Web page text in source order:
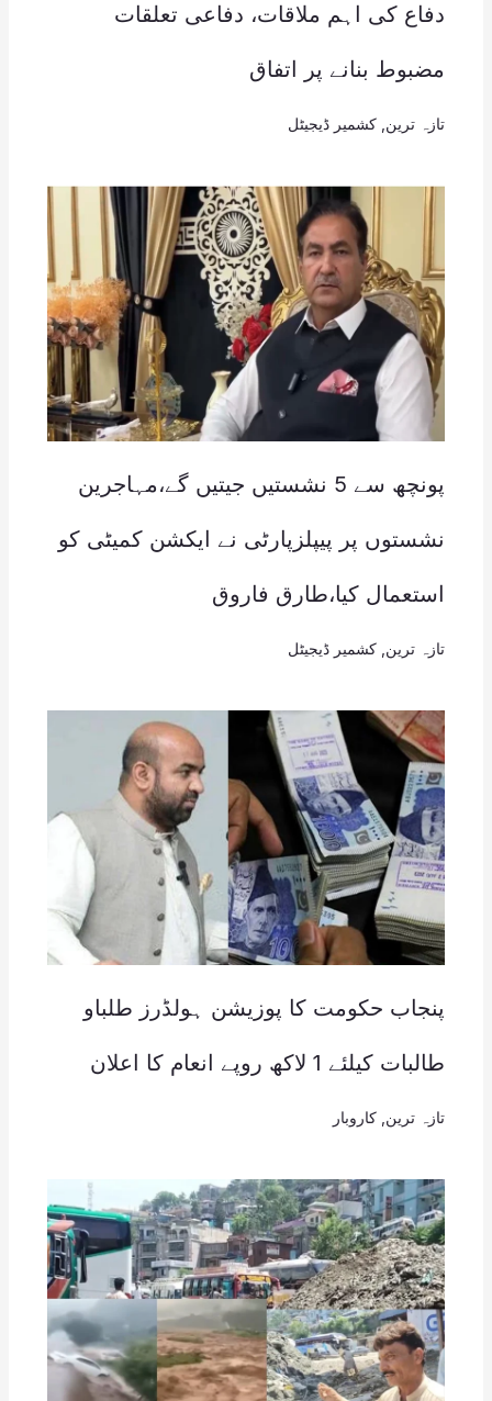
دفاع کی اہم ملاقات، دفاعی تعلقات
مضبوط بنانے پر اتفاق
تازہ ترین کشمیر ڈیجیٹل
پونچھ سے 5 نشستیں جیتیں گے،مہاجرین
نشستوں پر پیپلزپارٹی نے ایکشن کمیٹی کو
استعمال کیا،طارق فاروق
تازہ ترین کشمیر ڈیجیٹل
پنجاب حکومت کا پوزیشن ہولڈرز طلباو
طالبات کیلئے 1 لاکھ روپے انعام کا اعلان
تازہ ترین کاروبار